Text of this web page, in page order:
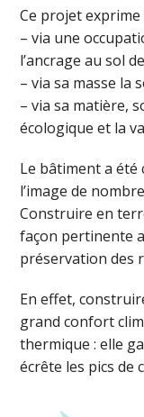
Ce projet
– via une
l’ancrage au sol
– via sa masse la
– via sa matière,
écologique et la
Le bâtiment a été
l’image de
Construire en
façon pertinente
préservation des
En effet,
grand confort
thermique : elle
écrête les pics de